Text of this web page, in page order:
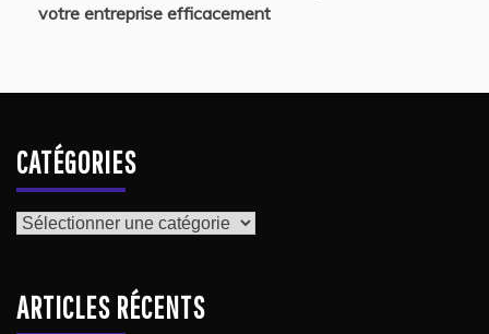
votre entreprise efficacement
CATÉGORIES
Catégories
ARTICLES RÉCENTS